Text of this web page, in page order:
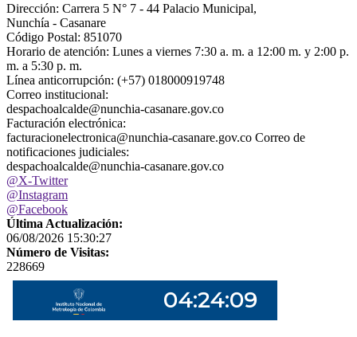
Dirección: Carrera 5 N° 7 - 44 Palacio Municipal,
Nunchía - Casanare
Código Postal: 851070
Horario de atención: Lunes a viernes 7:30 a. m. a 12:00 m. y 2:00 p.
m. a 5:30 p. m.
Línea anticorrupción: (+57) 018000919748
Correo institucional:
despachoalcalde@nunchia-casanare.gov.co
Facturación electrónica:
facturacionelectronica@nunchia-casanare.gov.co Correo de
notificaciones judiciales:
despachoalcalde@nunchia-casanare.gov.co
@X-Twitter
@Instagram
@Facebook
Última Actualización:
06/08/2026 15:30:27
Número de Visitas:
228669